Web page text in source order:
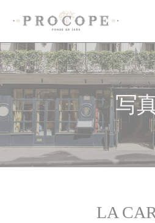
写
LA